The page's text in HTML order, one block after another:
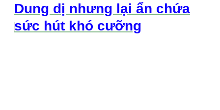
Dung dị nhưng lại ẩn chứa
sức hút khó cưỡng